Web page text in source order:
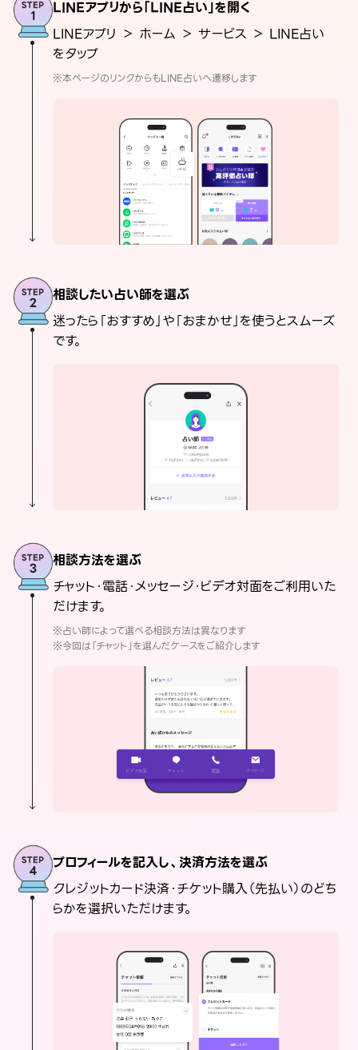
LINEアプリから「LINE占い」を開く
LINEアプリ ＞ ホーム ＞ サービス ＞ LINE占い
をタップ
※本ページのリンクからもLINE占いへ遷移します
相談したい占い師を選ぶ
迷ったら「おすすめ」や「おまかせ」を使うとスムーズ
です。
相談方法を選ぶ
チャット・電話・メッセージ・ビデオ対面をご利用いた
だけます。
※占い師によって選べる相談方法は異なります
※今回は「チャット」を選んだケースをご紹介します
プロフィールを記入し、決済方法を選ぶ
クレジットカード決済・チケット購入（先払い）のどち
らかを選択いただけます。